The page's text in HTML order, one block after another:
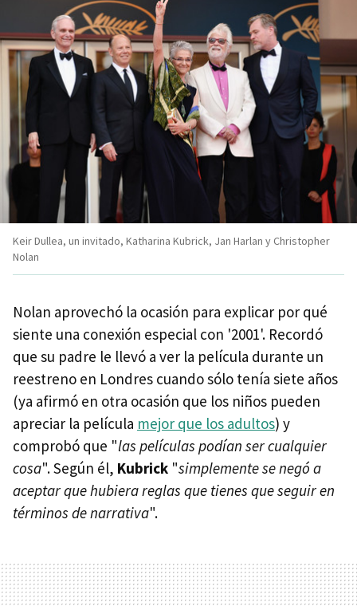
Keir Dullea, un invitado, Katharina Kubrick, Jan Harlan y Christopher
Nolan
Nolan aprovechó la ocasión para explicar por qué
siente una conexión especial con '2001'. Recordó
que su padre le llevó a ver la película durante un
reestreno en Londres cuando sólo tenía siete años
(ya afirmó en otra ocasión que los niños pueden
apreciar la película mejor que los adultos) y
comprobó que "las películas podían ser cualquier
cosa". Según él, Kubrick "simplemente se negó a
aceptar que hubiera reglas que tienes que seguir en
términos de narrativa".